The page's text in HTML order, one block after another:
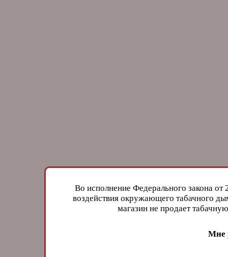
Во исполнение Федерального закона
воздействия окружающего табачного
магазин не продает
Мне